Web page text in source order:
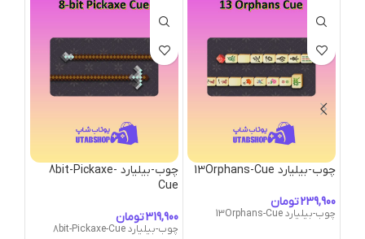
چوب-بیلیارد 13Orphans-Cue
تومان
چوب-بیلیارد 13Orphans-Cue
چوب-بیلیارد 8bit-Pickaxe-
Cue
تومان
چوب-بیلیارد 8bit-Pickaxe-Cue